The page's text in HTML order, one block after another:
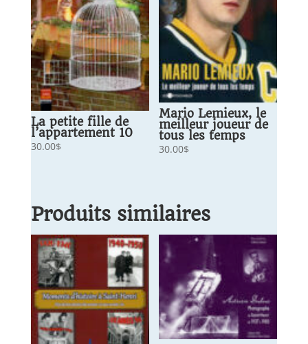
La petite fille de
l’appartement 10
30.00$
Mario Lemieux, le
meilleur joueur de
tous les temps
30.00$
Produits similaires